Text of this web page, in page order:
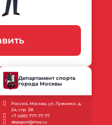
Департамент спорта
города Москвы
Россия, Москва, ул. Лужники, д.
24, стр. 38
+7 (495) 777-77-77
depsport@mos.ru